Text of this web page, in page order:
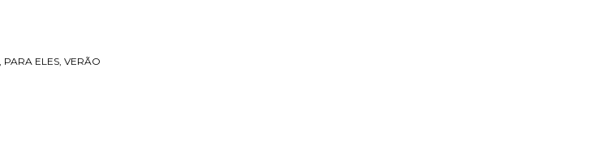
PARA ELES VERÃO